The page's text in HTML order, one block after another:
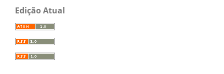
Edição Atual